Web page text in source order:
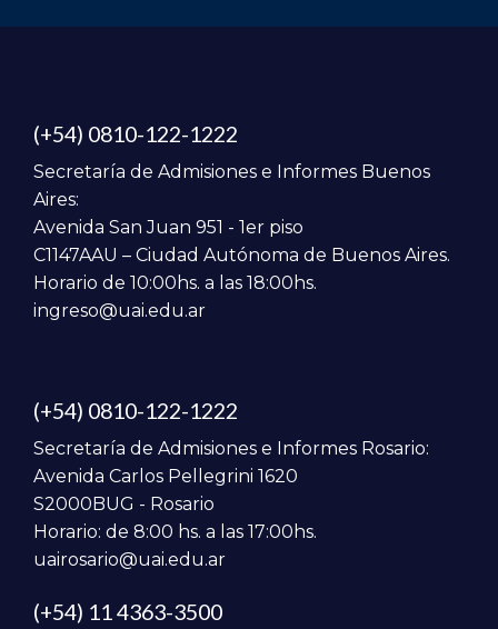
Organización y administración de empresas
de servicios.
Gestión comercial y marketing de servicios.
Gestión de la producción de alojamiento.
Planificación, diseño y mantenimiento de la
infraestructura.
Capacitación, entrenamiento e investigación.
(+54) 0810-122-1222
Secretaría de Admisiones e Informes Buenos
Aires:
Avenida San Juan 951 - 1er piso
C1147AAU – Ciudad Autónoma de Buenos Aires.
Horario de 10:00hs. a las 18:00hs.
ingreso@uai.edu.ar
(+54) 0810-122-1222
Secretaría de Admisiones e Informes Rosario:
Avenida Carlos Pellegrini 1620
S2000BUG - Rosario
Horario: de 8:00 hs. a las 17:00hs.
uairosario@uai.edu.ar
(+54) 11 4363-3500